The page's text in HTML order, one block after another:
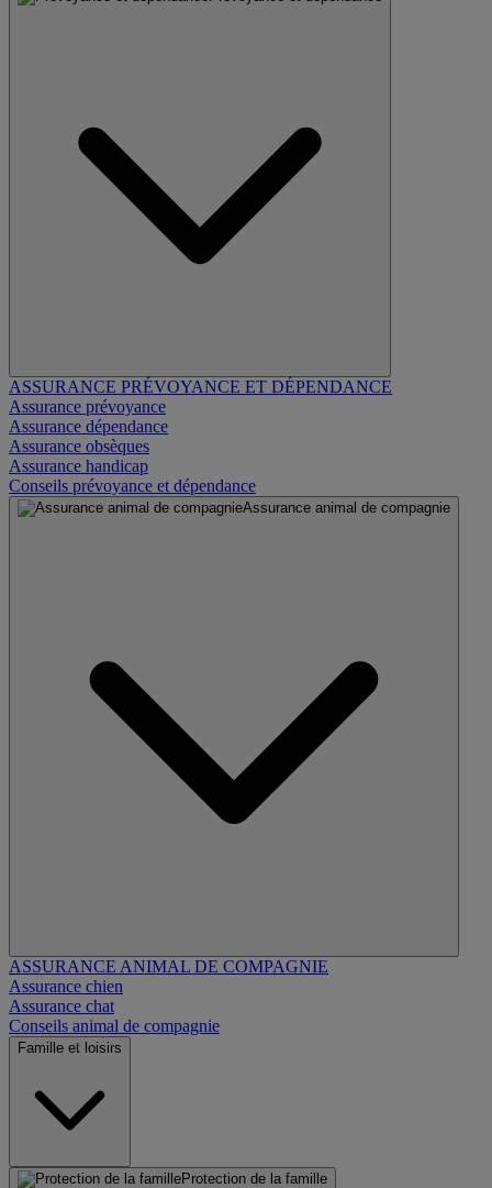
ASSURANCE PRÉVOYANCE ET DÉPENDANCE
Assurance prévoyance
Assurance dépendance
Assurance obsèques
Assurance handicap
Conseils prévoyance et dépendance
Assurance animal de compagnie
ASSURANCE ANIMAL DE COMPAGNIE
Assurance chien
Assurance chat
Conseils animal de compagnie
Famille et loisirs
Protection de la famille